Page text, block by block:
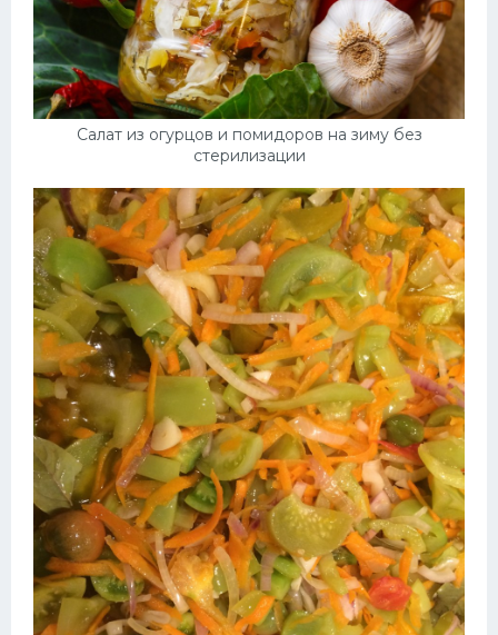
Салат из огурцов и помидоров на зиму без
стерилизации